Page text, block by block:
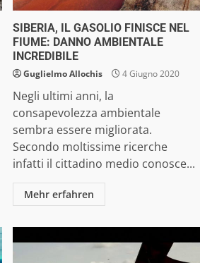
SIBERIA, IL GASOLIO FINISCE NEL
FIUME: DANNO AMBIENTALE
INCREDIBILE
Guglielmo Allochis 4 Giugno 2020
Negli ultimi anni, la
consapevolezza ambientale
sembra essere migliorata.
Secondo moltissime ricerche
infatti il cittadino medio conosce...
Mehr erfahren